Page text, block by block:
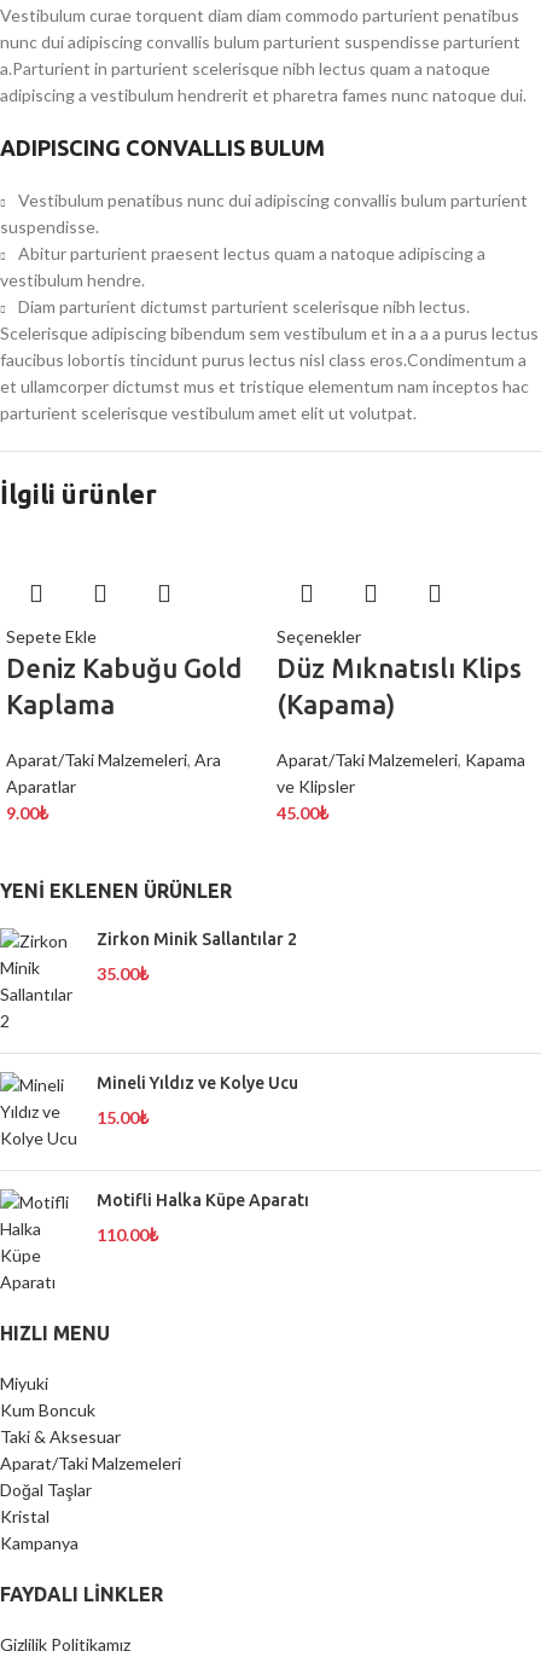
Vestibulum curae torquent diam diam commodo parturient penatibus
nunc dui adipiscing convallis bulum parturient suspendisse parturient
a.Parturient in parturient scelerisque nibh lectus quam a natoque
adipiscing a vestibulum hendrerit et pharetra fames nunc natoque dui.
ADIPISCING CONVALLIS BULUM
Vestibulum penatibus nunc dui adipiscing convallis bulum parturient
suspendisse.
Abitur parturient praesent lectus quam a natoque adipiscing a
vestibulum hendre.
Diam parturient dictumst parturient scelerisque nibh lectus.
Scelerisque adipiscing bibendum sem vestibulum et in a a a purus lectus
faucibus lobortis tincidunt purus lectus nisl class eros.Condimentum a
et ullamcorper dictumst mus et tristique elementum nam inceptos hac
parturient scelerisque vestibulum amet elit ut volutpat.
İlgili ürünler
Sepete Ekle
Deniz Kabuğu Gold
Kaplama
Aparat/Taki Malzemeleri, Ara
Aparatlar
9.00₺
Seçenekler
Düz Mıknatıslı Klips
(Kapama)
Aparat/Taki Malzemeleri, Kapama
ve Klipsler
45.00₺
YENI EKLENEN ÜRÜNLER
Zirkon Minik Sallantılar 2
35.00₺
Mineli Yıldız ve Kolye Ucu
15.00₺
Motifli Halka Küpe Aparatı
110.00₺
HIZLI MENU
Miyuki
Kum Boncuk
Taki & Aksesuar
Aparat/Taki Malzemeleri
Doğal Taşlar
Kristal
Kampanya
FAYDALI LİNKLER
Gizlilik Politikamız